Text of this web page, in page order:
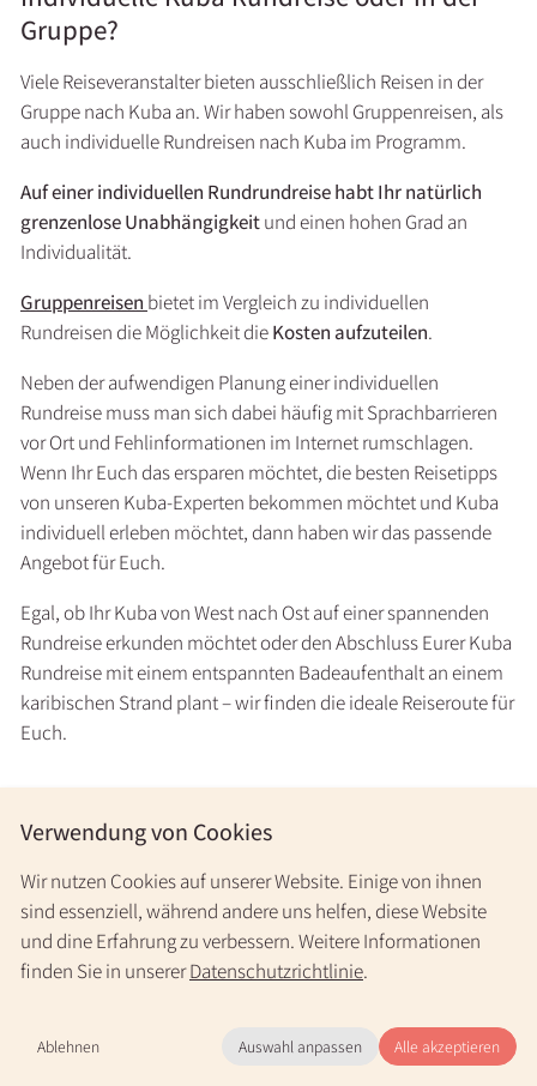
Gruppe?
Viele Reiseveranstalter bieten ausschließlich Reisen in der
Gruppe nach Kuba an. Wir haben sowohl Gruppenreisen, als
auch individuelle Rundreisen nach Kuba im Programm.
Auf einer individuellen Rundrundreise habt Ihr natürlich
grenzenlose Unabhängigkeitund einen hohen Grad an
Individualität.
Gruppenreisen bietet im Vergleich zu individuellen
Rundreisen die Möglichkeit dieKosten aufzuteilen.
Neben der aufwendigen Planung einer individuellen
Rundreise muss man sich dabei häufig mit Sprachbarrieren
vor Ort und Fehlinformationen im Internet rumschlagen.
Wenn Ihr Euch das ersparen möchtet, die besten Reisetipps
von unseren Kuba-Experten bekommen möchtet und Kuba
individuell erleben möchtet, dann haben wir das passende
Angebot für Euch.
Egal, ob Ihr Kuba von West nach Ost auf einer spannenden
Rundreise erkunden möchtet oder den Abschluss Eurer Kuba
Rundreise mit einem entspannten Badeaufenthalt an einem
karibischen Strand plant – wir finden die ideale Reiseroute für
Euch.
+49 30 31196966(kostenlos)
Verwendung von Cookies
Wir nutzen Cookies auf unserer Website. Einige von ihnen
sind essenziell, während andere uns helfen, diese Website
und dine Erfahrung zu verbessern. Weitere Informationen
finden Sie in unsererDatenschutzrichtlinie.
Ablehnen Auswahl anpassen Alle akzeptieren